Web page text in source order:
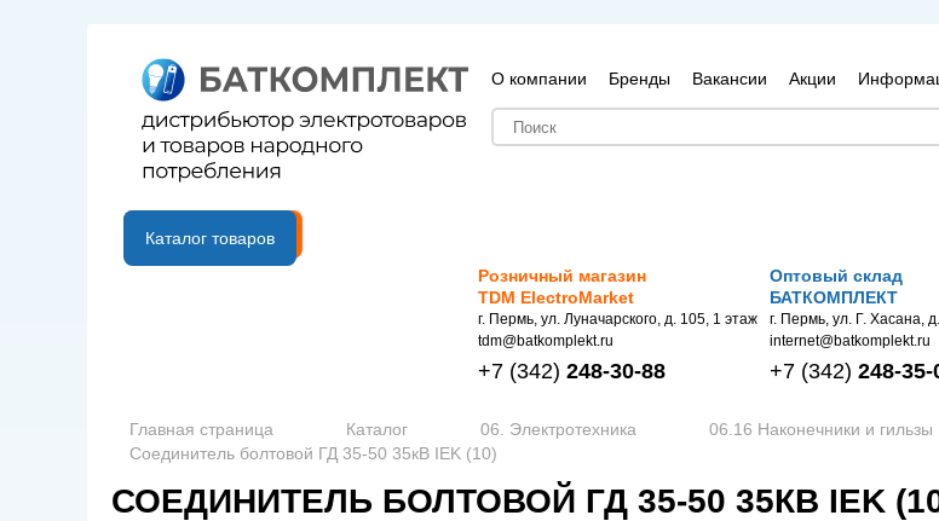
О компании Бренды Вакансии Акции
B2B портал
Каталог товаров
Розничный магазин
TDM ElectroMarket
г. Пермь, ул. Луначарского, д. 105, 1 этаж
tdm@batkomplekt.ru
+7 (342) 248-30-88
Оптовый склад
БАТКОМПЛЕКТ
г. Пермь, ул. Г. Хасана,
internet@batkomplekt.ru
+7 (342) 248-35-
Главная страница Каталог 06. Электротехника 06.16 Наконечники и гильзы
Соединитель болтовой ГД 35-50 35кВ IEK (10)
СОЕДИНИТЕЛЬ БОЛТОВОЙ ГД 35-50 35КВ IEK